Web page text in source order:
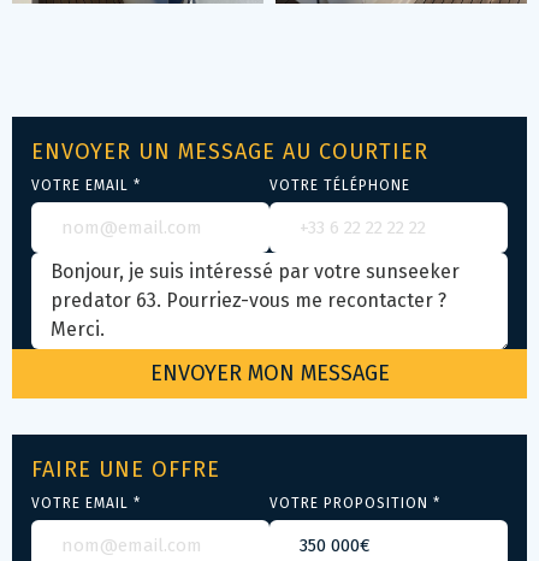
ENVOYER UN MESSAGE AU COURTIER
VOTRE EMAIL * VOTRE TÉLÉPHONE
FAIRE UNE OFFRE
VOTRE EMAIL * VOTRE PROPOSITION *